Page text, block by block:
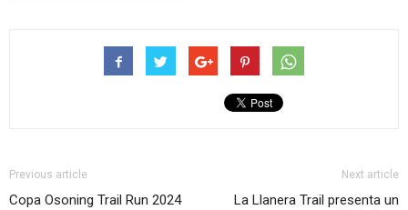
Previous article
Copa Osoning Trail Run 2024
Next article
La Llanera Trail presenta un